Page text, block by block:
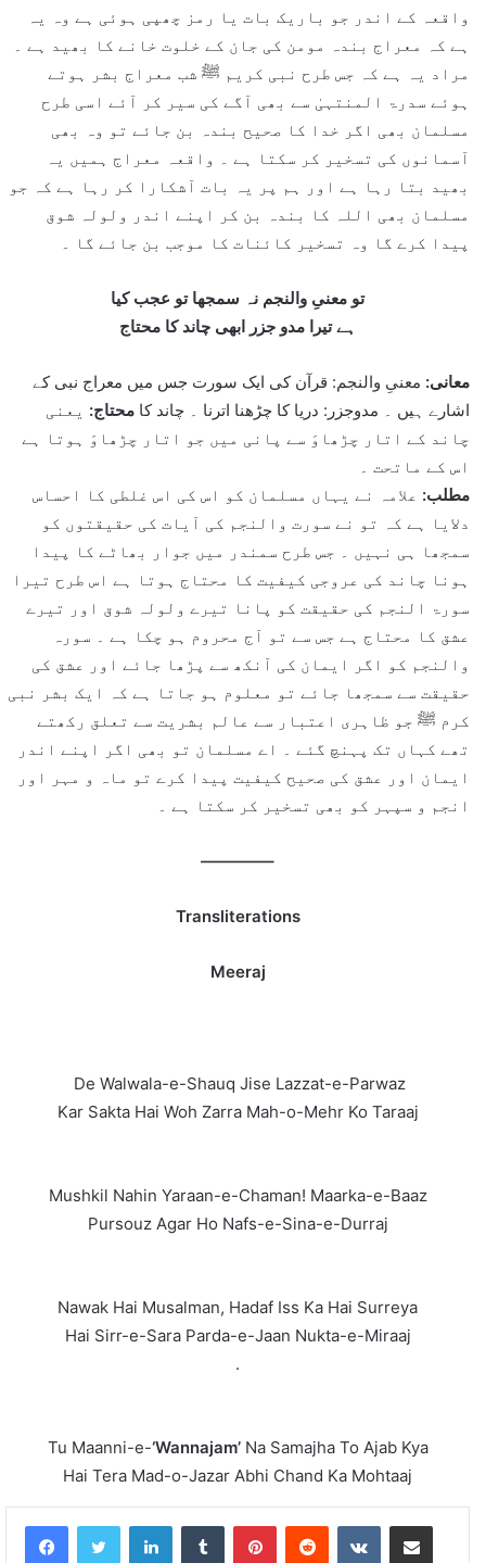
واقعہ کے اندر جو باریک بات یا رمز چھپی ہوئی ہے وہ یہ
ہے کہ معراج بندہ مومن کی جان کے خلوت خانے کا بھید ہے ۔
مراد یہ ہے کہ جس طرح نبی کریم ﷺ شب معراج بشر ہوتے
ہوئے سدرۃ المنتہیٰ سے بھی آگے کی سیر کر آئے اسی طرح
مسلمان بھی اگر خدا کا صحیح بندہ بن جائے تو وہ بھی
آسمانوں کی تسخیر کر سکتا ہے ۔ واقعہ معراج ہمیں یہ
بھید بتا رہا ہے اور ہم پر یہ بات آشکارا کر رہا ہے کہ جو
مسلمان بھی اللہ کا بندہ بن کر اپنے اندر ولولہ شوق
پیدا کرے گا وہ تسخیر کائنات کا موجب بن جائے گا ۔
تو معنیِ والنجم نہ سمجھا تو عجب کیا
ہے تیرا مدو جزر ابھی چاند کا محتاج
معانی: معنیِ والنجم: قرآن کی ایک سورت جس میں معراج نبی کے
اشارے ہیں ۔ مدوجزر: دریا کا چڑھنا اترنا ۔ چاند کا محتاج: یعنی
چاند کے اتار چڑھاوَ سے پانی میں جو اتار چڑھاوَ ہوتا ہے
اس کے ماتحت ۔
مطلب: علامہ نے یہاں مسلمان کو اس کی اس غلطی کا احساس
دلایا ہے کہ تو نے سورت والنجم کی آیات کی حقیقتوں کو
سمجھا ہی نہیں ۔ جس طرح سمندر میں جوار بھاٹے کا پیدا
ہونا چاند کی عروجی کیفیت کا محتاج ہوتا ہے اس طرح تیرا
سورۃ النجم کی حقیقت کو پانا تیرے ولولہ شوق اور تیرے
عشق کا محتاج ہے جس سے تو آج محروم ہو چکا ہے ۔ سورہ
والنجم کو اگر ایمان کی آنکھ سے پڑھا جائے اور عشق کی
حقیقت سے سمجھا جائے تو معلوم ہو جاتا ہے کہ ایک بشر نبی
کرم ﷺ جو ظاہری اعتبار سے عالم بشریت سے تعلق رکھتے
تھے کہاں تک پہنچ گئے ۔ اے مسلمان تو بھی اگر اپنے اندر
ایمان اور عشق کی صحیح کیفیت پیدا کرے تو ماہ و مہر اور
انجم و سپہر کو بھی تسخیر کر سکتا ہے ۔
————–
Transliterations
Meeraj
De Walwala-e-Shauq Jise Lazzat-e-Parwaz
Kar Sakta Hai Woh Zarra Mah-o-Mehr Ko Taraaj
Mushkil Nahin Yaraan-e-Chaman! Maarka-e-Baaz
Pursouz Agar Ho Nafs-e-Sina-e-Durraj
Nawak Hai Musalman, Hadaf Iss Ka Hai Surreya
Hai Sirr-e-Sara Parda-e-Jaan Nukta-e-Miraaj
.
Tu Maanni-e-‘Wannajam’Na Samajha To Ajab Kya
Hai Tera Mad-o-Jazar Abhi Chand Ka Mohtaaj
LinkedInTumblr PinterestReddit VKontakteShare via Email